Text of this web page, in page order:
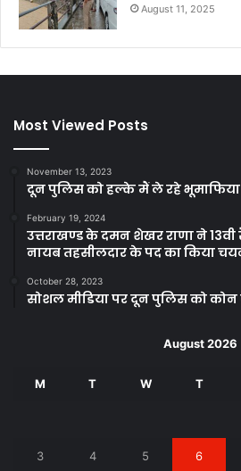
August 11, 2025
Most Viewed Posts
November 13, 2023
दून पुलिस को हल्के मैं ले रहे भूमाफिया
February 19, 2024
उत्तराखण्ड के दमन शेखर राणा ने 13वी
नायब तहसीलदार के पद का किया
October 28, 2023
सोशल मीडिया पर दून पुलिस को कोन
August 2026
M T W T
3 4 5 6